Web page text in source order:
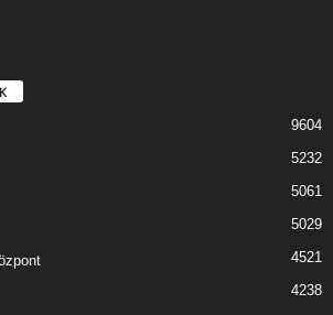
9604
5232
5061
5029
4521
4238